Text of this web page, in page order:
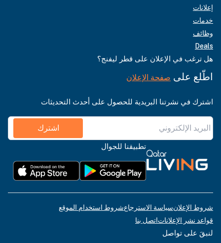
إعلانات
خدمات
وظائف
Deals
هل ترغب في الإعلان على قطر ليفنج؟
اطّلع على صفحة الإعلان
اشترك في نشرتنا البريدية للحصول على أحدث التحديثات
اشترك
تطبيقنا للجوال
شروط الإعلانسياسة الاسترجاعشروط استخدام الموقع
قواعد نشر الإعلاناتاتصل بنا
لنبقَ على تواصل